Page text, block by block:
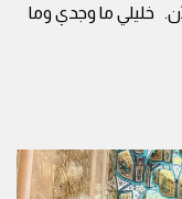
خليلي ما وجدي وما